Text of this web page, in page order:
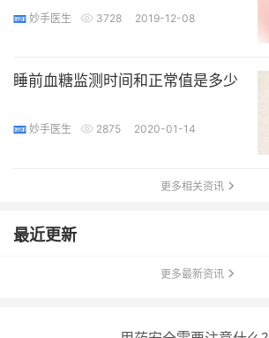
妙手医生 3728 2019-12-08
睡前血糖监测时间和正常值是多少
妙手医生 2875 2020-01-14
更多相关资讯
最近更新
更多最新资讯